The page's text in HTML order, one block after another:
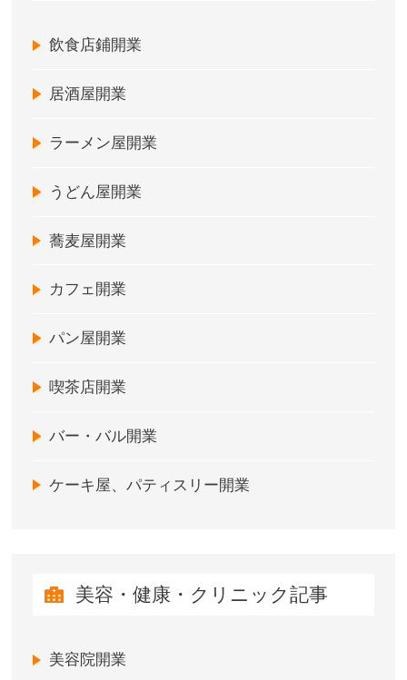
飲食店鋪開業
居酒屋開業
ラーメン屋開業
うどん屋開業
蕎麦屋開業
カフェ開業
パン屋開業
喫茶店開業
バー・バル開業
ケーキ屋、パティスリー開業
美容・健康・クリニック記事
美容院開業